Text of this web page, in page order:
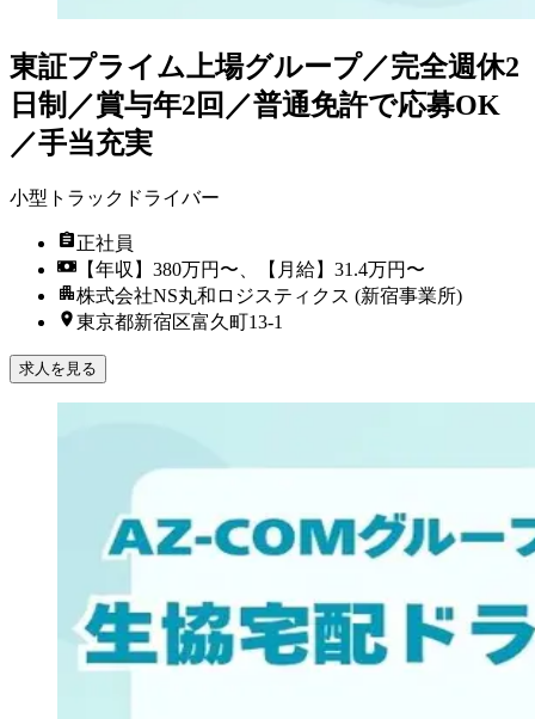
東証プライム上場グループ／完全週休2
日制／賞与年2回／普通免許で応募OK
／手当充実
小型トラックドライバー
正社員
【年収】380万円〜、【月給】31.4万円〜
株式会社NS丸和ロジスティクス (新宿事業所)
東京都新宿区富久町13-1
求人を見る